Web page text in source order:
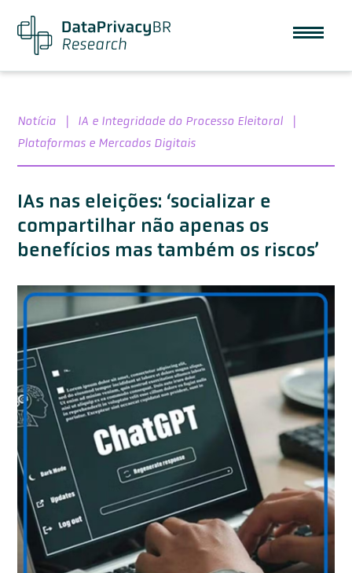
Notícia | IA e Integridade do Processo Eleitoral
|
Plataformas e Mercados Digitais
IAs nas eleições: ‘socializar e
compartilhar não apenas os
benefícios mas também os riscos’